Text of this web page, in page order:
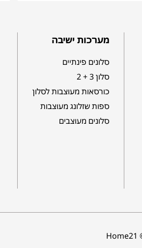
מערכות ישיבה
סלונים פינתיים
סלון 3 + 2
כורסאות מעוצבות לסלון
ספות שזלונג מעוצבות
סלונים מעוצבים